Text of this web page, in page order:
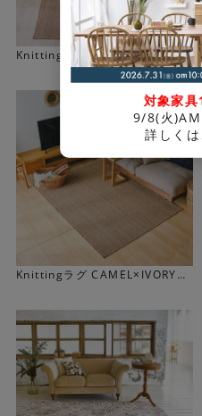
Knittingは、長年ウィルトン
じるウールラグを敷いた床の
を、家庭でも感じて欲しいと
です。「TAILOR-
おり、テイラーメイドの洋服
サイズのなかからご自宅に合
す。
Knittingラグ CAMEL(選べる10
Knittingラグ CAMEL×IVORY
対象家
9/8(火
詳しく